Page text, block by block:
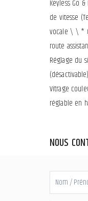
Keyless Go
de vitesse
vocale \ \ *
route
Réglage du
Vitrage
réglable en
NOUS